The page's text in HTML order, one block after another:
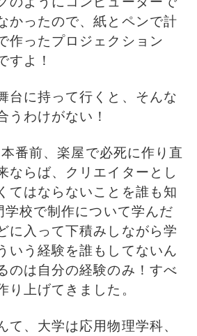
かったので、紙とペンで計
作ったプロジェクション
すよ！
台に持って行くと、そんな
うわけがない！
本番前、楽屋で必死に作り直
ならば、クリエイターとし
てはならないことを誰も知
学校で制作について学んだ
に入って下積みしながら学
いう経験を誰もしてないん
のは自分の経験のみ！すべ
り上げてきました。
て、大学は応用物理学科、